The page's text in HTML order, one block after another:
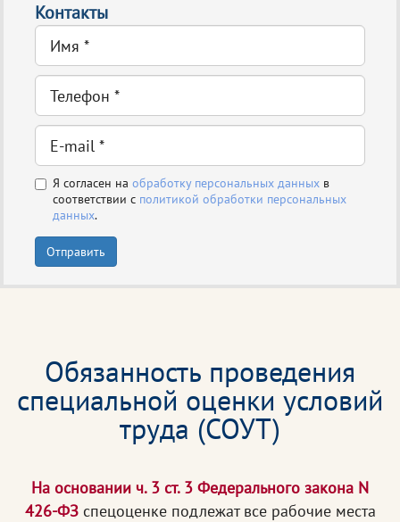
Контакты
Я согласен на обработку персональных данных в
соответствии с политикой обработки персональных
данных.
Отправить
Обязанность проведения
специальной оценки условий
труда (СОУТ)
На основании ч. 3 ст. 3 Федерального закона N
426-ФЗспецоценке подлежат все рабочие места